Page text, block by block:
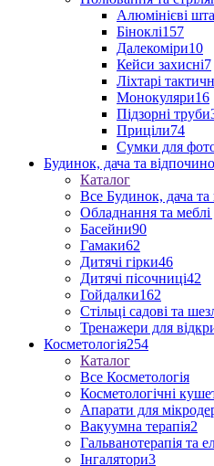
Алюмінієві
Біноклі157
Далекоміри10
Кейси захисні7
Ліхтарі
Монокуляри16
Підзорні труби
Приціли74
Сумки для
Будинок, дача та
Каталог
Все Будинок, дача та
Обладнання та меблі
Басейни90
Гамаки62
Дитячі гірки46
Дитячі пісочниці42
Гойдалки162
Стільці садові та
Тренажери для
Косметологія254
Каталог
Все Косметологія
Косметологічні
Апарати для
Вакуумна терапія2
Гальванотерапія та
Інгалятори3